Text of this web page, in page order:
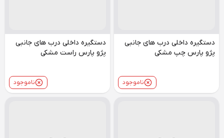
دستگیره داخلی درب های جانبی
پژو پارس چپ مشکی
ناموجود
دستگیره داخلی درب های جانبی
پژو پارس راست مشکی
ناموجود